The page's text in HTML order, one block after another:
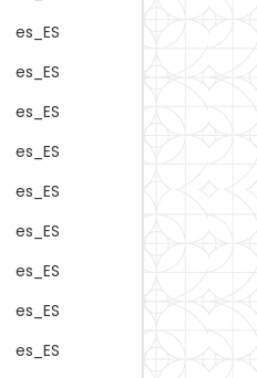
es_ES
es_ES
es_ES
es_ES
es_ES
es_ES
es_ES
es_ES
es_ES